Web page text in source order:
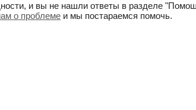
и вы не нашли ответы в разделе
о проблеме и мы постараемся помочь.